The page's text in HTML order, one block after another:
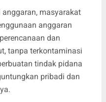
masyarakat
anggaran
dan
tanpa terkontaminasi
tindak pidana
pribadi dan